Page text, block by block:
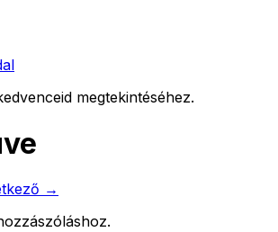
megtekintéséhez.
→